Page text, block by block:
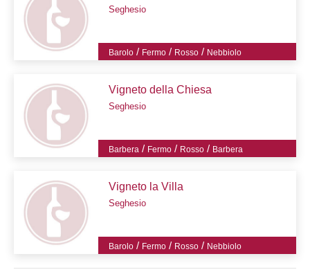
Seghesio
Barolo / Fermo / Rosso / Nebbiolo
Vigneto della Chiesa
Seghesio
Barbera / Fermo / Rosso / Barbera
Vigneto la Villa
Seghesio
Barolo / Fermo / Rosso / Nebbiolo